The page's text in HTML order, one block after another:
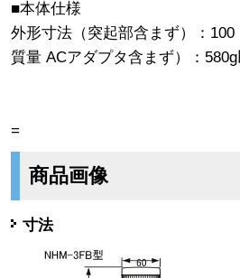
■本体仕様
外形寸法（突起部含まず）：
質量 ACアダプタ含まず）：
=
商品画像
寸法